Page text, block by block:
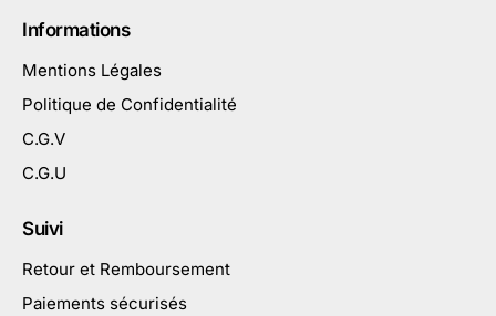
Informations
Mentions Légales
Politique de Confidentialité
C.G.V
C.G.U
Suivi
Retour et Remboursement
Paiements sécurisés